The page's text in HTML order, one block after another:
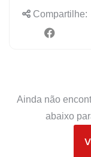
Compartilhe:
Ainda não
abaixo